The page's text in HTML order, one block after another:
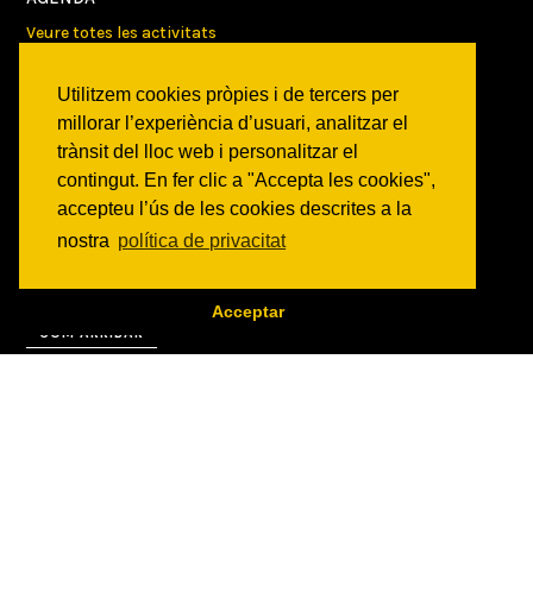
Utilitzem cookies pròpies i de tercers per
millorar l’experiència d’usuari, analitzar el
trànsit del lloc web i personalitzar el
contingut. En fer clic a "Accepta les cookies",
accepteu l’ús de les cookies descrites a la
nostra política de privacitat
Acceptar
Veure totes les activitats
NOTICIES
Activitats
Comunicats
Victories
ON SOM?
COM ARRIBAR